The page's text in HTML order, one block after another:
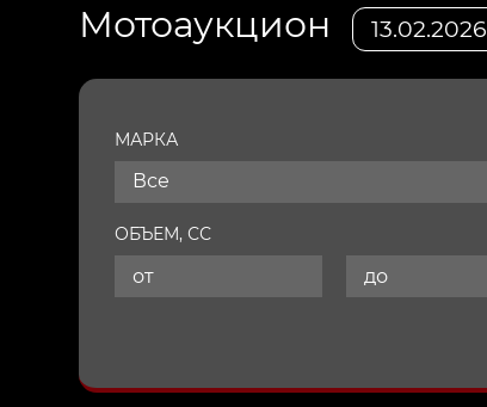
Мотоаукцион 13.02.2026
МАРКА
Все
ОБЪЕМ, СС